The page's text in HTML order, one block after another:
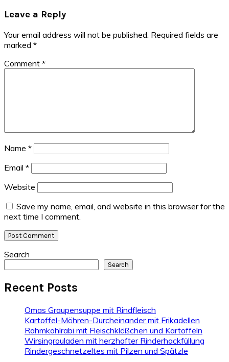
Interactions
Leave a Reply
Your email address will not be published. Required fields are
marked *
Comment *
Name *
Email *
Website
Save my name, email, and website in this browser for the
next time I comment.
Primary
Sidebar
Search
Search
Recent Posts
Omas Graupensuppe mit Rindfleisch
Kartoffel-Möhren-Durcheinander mit Frikadellen
Rahmkohlrabi mit Fleischklößchen und Kartoffeln
Wirsingrouladen mit herzhafter Rinderhackfüllung
Rindergeschnetzeltes mit Pilzen und Spätzle